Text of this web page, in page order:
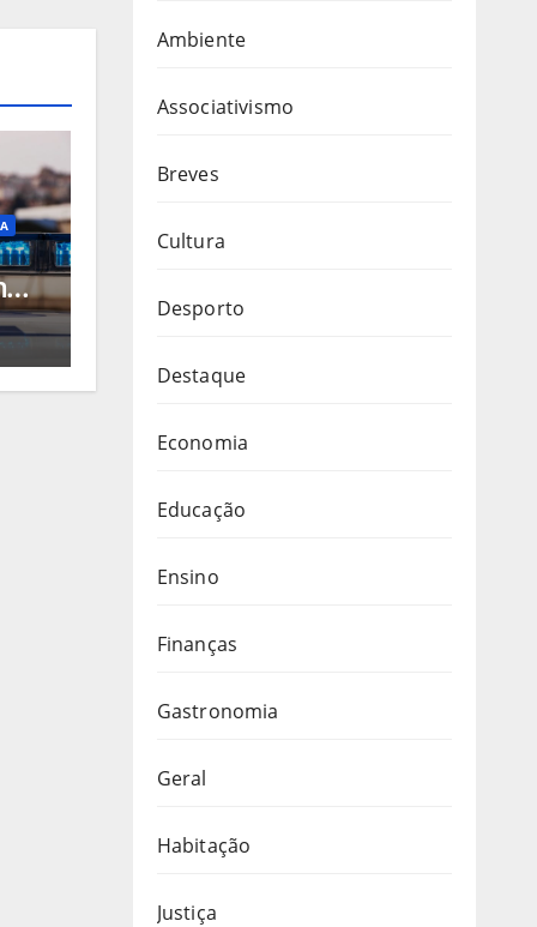
Ambiente
Associativismo
Breves
Cultura
Desporto
Destaque
Economia
Educação
Ensino
Finanças
Gastronomia
Geral
Habitação
Justiça